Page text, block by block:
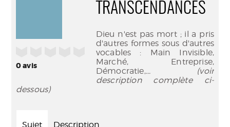
0avis
TRANSCENDANCES
Dieu n'est pas mort ; il a pris
d'autres formes sous d'autres
vocables : Main Invisible,
Marché, Entreprise,
Démocratie,... (voir
description complète ci-
dessous)
Sujet Description